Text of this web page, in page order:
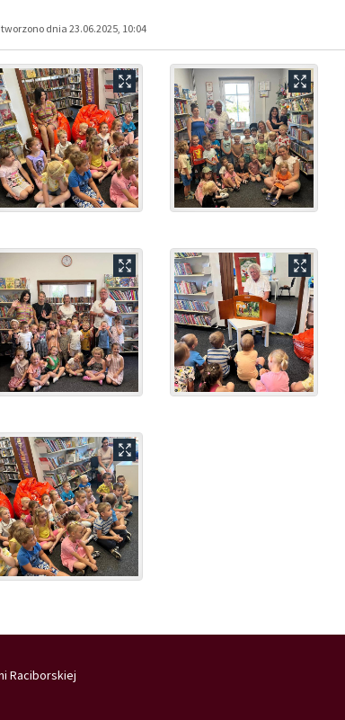
dnia 23.06.2025, 10:04
Raciborskiej